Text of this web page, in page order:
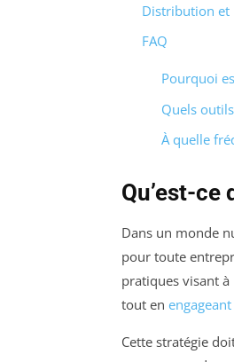
Distribution
FAQ
Pourquoi
Quels
À quelle
Qu’est-
Dans un monde
pour toute
pratiques visant
tout en engageant
Cette stratégie